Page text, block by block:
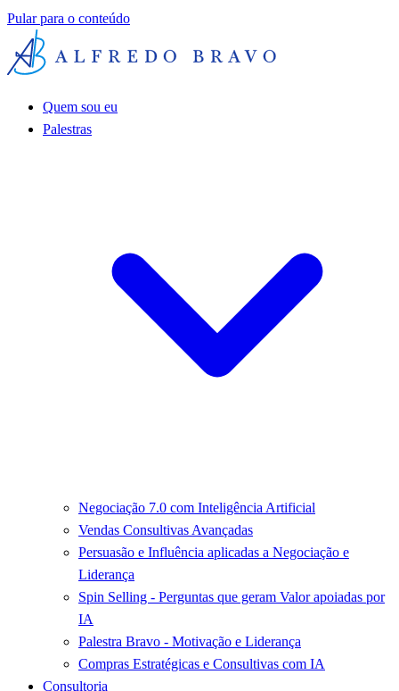
Pular para o conteúdo
Quem sou eu
Palestras
Negociação 7.0 com Inteligência Artificial
Vendas Consultivas Avançadas
Persuasão e Influência aplicadas a Negociação e
Liderança
Spin Selling - Perguntas que geram Valor apoiadas por
IA
Palestra Bravo - Motivação e Liderança
Compras Estratégicas e Consultivas com IA
Consultoria